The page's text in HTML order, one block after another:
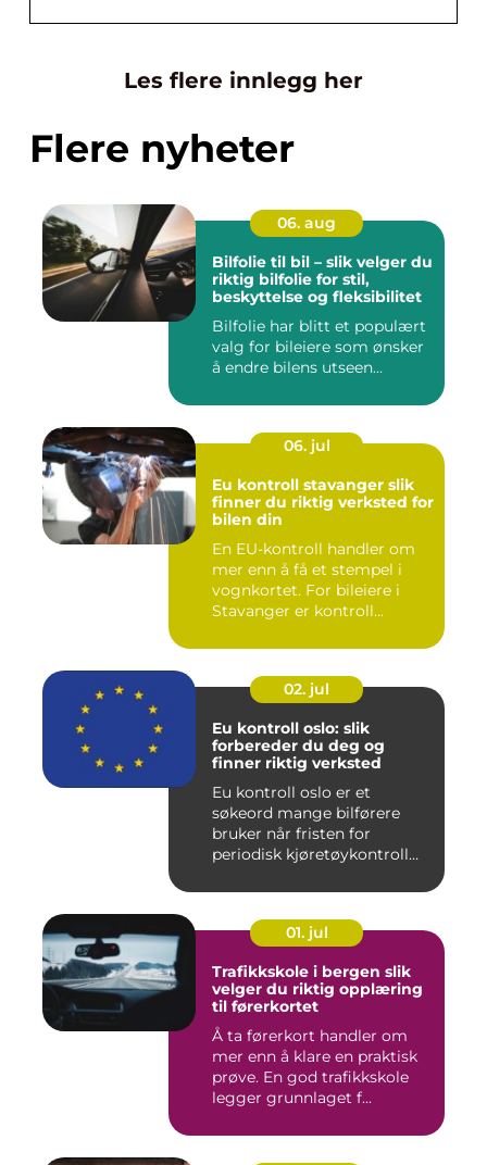
Les flere innlegg her
Flere nyheter
06. aug
Bilfolie til bil – slik velger du
riktig bilfolie for stil,
beskyttelse og fleksibilitet
Bilfolie har blitt et populært
valg for bileiere som ønsker
å endre bilens utseen...
06. jul
Eu kontroll stavanger slik
finner du riktig verksted for
bilen din
En EU-kontroll handler om
mer enn å få et stempel i
vognkortet. For bileiere i
Stavanger er kontroll...
02. jul
Eu kontroll oslo: slik
forbereder du deg og
finner riktig verksted
Eu kontroll oslo er et
søkeord mange bilførere
bruker når fristen for
periodisk kjøretøykontroll
01. jul
Trafikkskole i bergen slik
velger du riktig opplæring
til førerkortet
Å ta førerkort handler om
mer enn å klare en praktisk
prøve. En god trafikkskole
legger grunnlaget f...